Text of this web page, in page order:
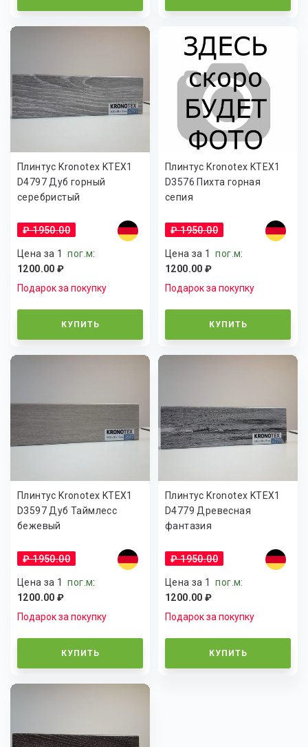
Плинтус Kronotex KTEX1
D4797 Дуб горный
серебристый
₽ 1950.00
Цена за 1пог.м:
1200.00 ₽
Подарок за покупку
КУПИТЬ
Плинтус Kronotex KTEX1
D3576 Пихта горная
сепия
₽ 1950.00
Цена за 1пог.м:
1200.00 ₽
Подарок за покупку
КУПИТЬ
Плинтус Kronotex KTEX1
D3597 Дуб Таймлесс
бежевый
₽ 1950.00
Цена за 1пог.м:
1200.00 ₽
Подарок за покупку
КУПИТЬ
Плинтус Kronotex KTEX1
D4779 Древесная
фантазия
₽ 1950.00
Цена за 1пог.м:
1200.00 ₽
Подарок за покупку
КУПИТЬ